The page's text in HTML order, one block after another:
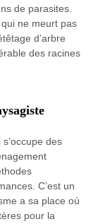
de parasites.
ne meurt pas
d’arbre
des racines
des
C’est un
a sa place où
pour la